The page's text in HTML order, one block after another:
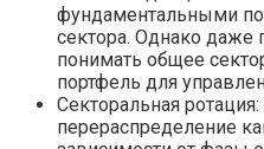
фундаментальными
сектора. Однако даже
понимать общее
портфель для
Секторальная
перераспределение